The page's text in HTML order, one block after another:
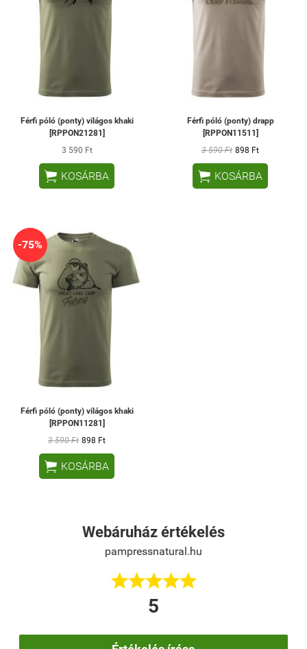
Férfi póló (ponty) világos khaki
[RPPON21281]
3 590 Ft
 KOSÁRBA
Férfi póló (ponty) drapp
[RPPON11511]
3 590 Ft 898 Ft
 KOSÁRBA
-75%
Férfi póló (ponty) világos khaki
[RPPON11281]
3 590 Ft 898 Ft
 KOSÁRBA
Webáruház értékelés
pampressnatural.hu

5